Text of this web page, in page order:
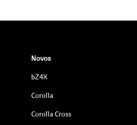
Novos
bZ4X
Corolla
Corolla Cross